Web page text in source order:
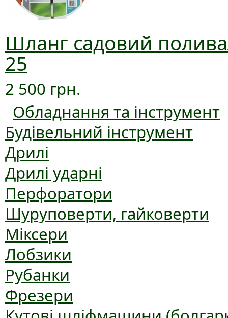
Шланг садовий
25
2 500 грн.
Обладнання та інструмент
Будівельний інструмент
Дрилі
Дрилі ударні
Перфоратори
Шуруповерти, гайковерти
Міксери
Лобзики
Рубанки
Фрезери